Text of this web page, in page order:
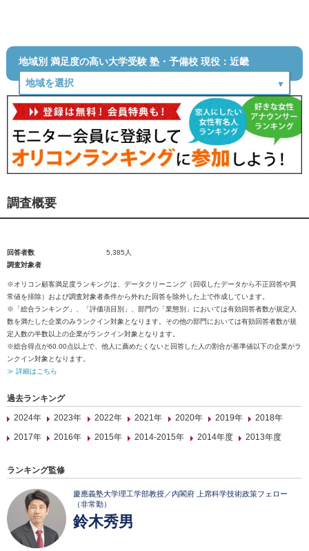
地域別 満足度の高い大学受験 塾・予備校 現役：近畿
調査概要
回答者数
5,385人
調査対象者
※オリコン顧客満足度ランキングは、データクリーニング（回収したデータから不正回答や異
常値を排除）および調査対象者条件から外れた回答を除外した上で作成しています。
※「総合ランキング」、「評価項目別」、部門の「業態別」においては有効回答者数が規定人
数を満たした企業のみランクイン対象となります。その他の部門においては有効回答者数が規
定人数の半数以上の企業がランクイン対象となります。
※総合得点が60.00点以上で、他人に薦めたくないと回答した人の割合が基準値以下の企業がラ
ンクイン対象となります。
≫ 詳細はこちら
過去ランキング
2024年
2023年 2022年 2021年 2020年 2019年
2018年
2017年
2016年 2015年 2014-2015年 2014年度 2013年度
ランキング監修
慶應義塾大学理工学部教授／内閣府 上席科学技術政策フェロー
（非常勤）
鈴木秀男